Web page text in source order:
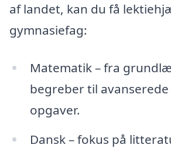
af landet, kan du få
gymnasiefag:
Matematik – fra
begreber til
opgaver.
Dansk – fokus på